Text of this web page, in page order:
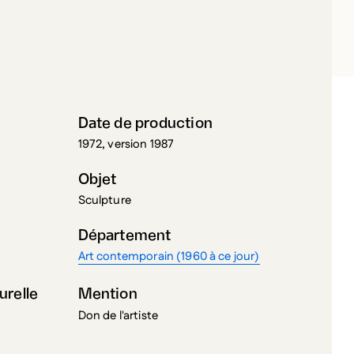
GUIDO
Date de production
1972, version 1987
Objet
Sculpture
Département
Art contemporain (1960 à ce jour)
Mention
Don de l'artiste